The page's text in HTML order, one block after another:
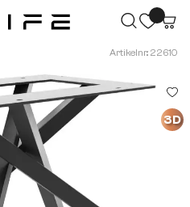
Artikelnr.: 22610
3D